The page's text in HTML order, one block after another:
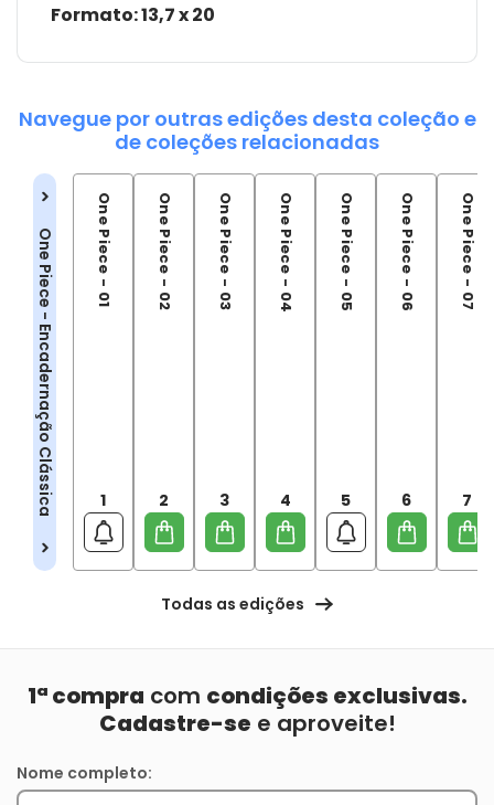
Formato: 13,7 x 20
Navegue por outras edições desta coleção e
de coleções relacionadas
One Piece - Encadernação Clássica One Piece - 01
1
One Piece - 02
2
One Piece - 03
3
One Piece - 04
4
One Piece - 05
5
One Piece - 06
6
One Piece - 07
7
Todas as edições